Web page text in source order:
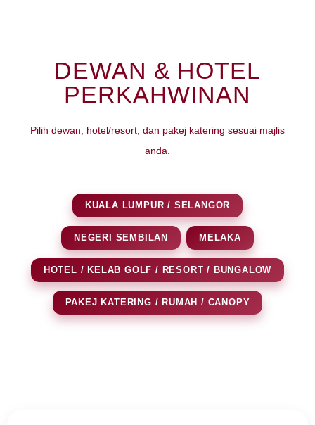
DEWAN & HOTEL
PERKAHWINAN
Pilih dewan, hotel/resort, dan pakej katering sesuai majlis
anda.
KUALA LUMPUR / SELANGOR
NEGERI SEMBILAN MELAKA
HOTEL / KELAB GOLF / RESORT / BUNGALOW
PAKEJ KATERING / RUMAH / CANOPY